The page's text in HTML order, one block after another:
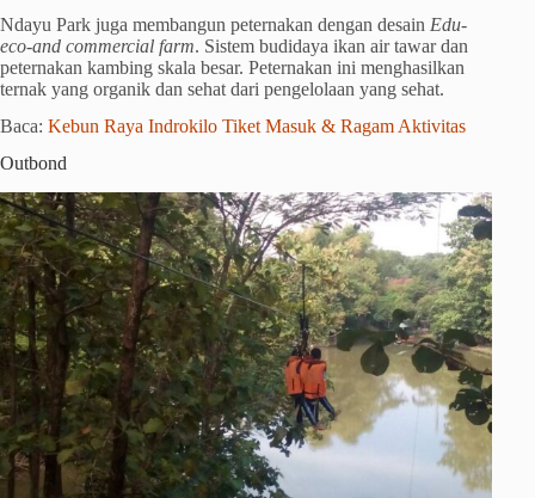
Ndayu Park juga membangun peternakan dengan desain Edu-
eco-and commercial farm. Sistem budidaya ikan air tawar dan
peternakan kambing skala besar. Peternakan ini menghasilkan
ternak yang organik dan sehat dari pengelolaan yang sehat.
Baca: Kebun Raya Indrokilo Tiket Masuk & Ragam Aktivitas
Outbond